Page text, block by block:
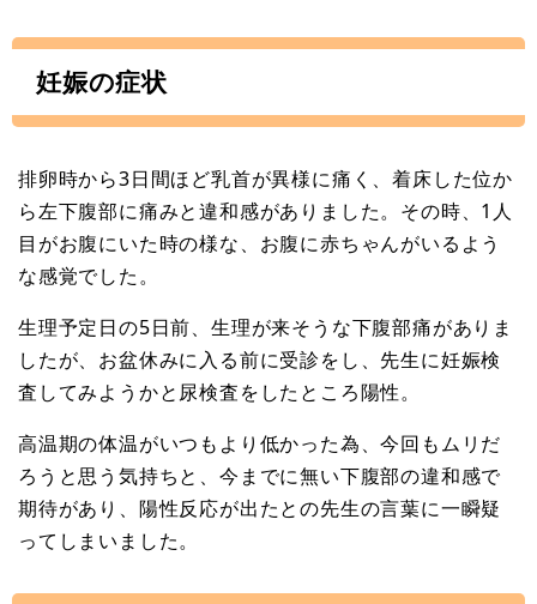
妊娠の症状
排卵時から3日間ほど乳首が異様に痛く、着床した位か
ら左下腹部に痛みと違和感がありました。その時、1人
目がお腹にいた時の様な、お腹に赤ちゃんがいるよう
な感覚でした。
生理予定日の5日前、生理が来そうな下腹部痛がありま
したが、お盆休みに入る前に受診をし、先生に妊娠検
査してみようかと尿検査をしたところ陽性。
高温期の体温がいつもより低かった為、今回もムリだ
ろうと思う気持ちと、今までに無い下腹部の違和感で
期待があり、陽性反応が出たとの先生の言葉に一瞬疑
ってしまいました。